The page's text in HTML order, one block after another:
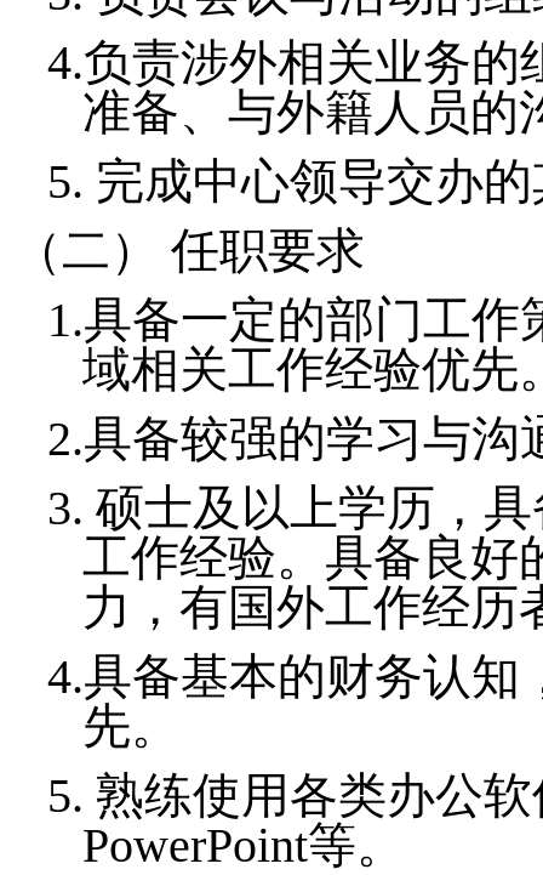
4.负责涉外相关业务的
准备、与外籍人员的
5. 完成中心领导交办
（二） 任职要求
1.具备一定的部门工作
域相关工作经验优先
2.具备较强的学习与沟
3. 硕士及以上学历，
工作经验。具备良好
力，有国外工作经历
4.具备基本的财务认知
先。
5. 熟练使用各类办公
PowerPoint等。